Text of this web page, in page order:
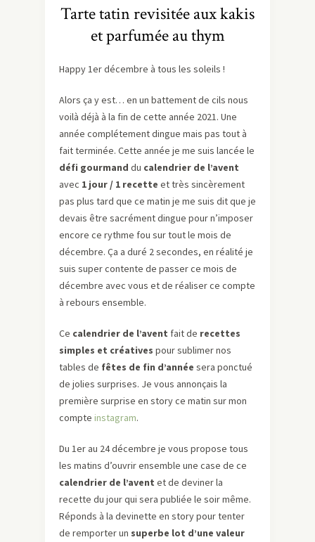
Tarte tatin revisitée aux kakis
et parfumée au thym
Happy 1er décembre à tous les soleils !
Alors ça y est… en un battement de cils nous
voilà déjà à la fin de cette année 2021. Une
année complétement dingue mais pas tout à
fait terminée. Cette année je me suis lancée le
défi gourmand du calendrier de l’avent
avec 1 jour / 1 recette et très sincèrement
pas plus tard que ce matin je me suis dit que je
devais être sacrément dingue pour n’imposer
encore ce rythme fou sur tout le mois de
décembre. Ça a duré 2 secondes, en réalité je
suis super contente de passer ce mois de
décembre avec vous et de réaliser ce compte
à rebours ensemble.
Ce calendrier de l’avent fait de recettes
simples et créatives pour sublimer nos
tables de fêtes de fin d’année sera ponctué
de jolies surprises. Je vous annonçais la
première surprise en story ce matin sur mon
compte instagram.
Du 1er au 24 décembre je vous propose tous
les matins d’ouvrir ensemble une case de ce
calendrier de l’avent et de deviner la
recette du jour qui sera publiée le soir même.
Réponds à la devinette en story pour tenter
de remporter un superbe lot d’une valeur